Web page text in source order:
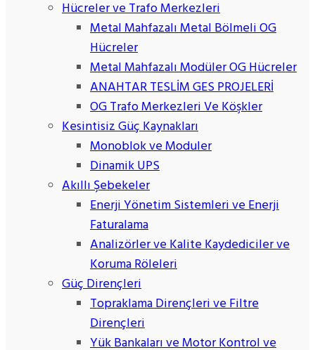
Hücreler ve Trafo Merkezleri
Metal Mahfazalı Metal Bölmeli OG
Hücreler
Metal Mahfazalı Modüler OG Hücreler
ANAHTAR TESLİM GES PROJELERİ
OG Trafo Merkezleri Ve Köşkler
Kesintisiz Güç Kaynakları
Monoblok ve Moduler
Dinamik UPS
Akıllı Şebekeler
Enerji Yönetim Sistemleri ve Enerji
Faturalama
Analizörler ve Kalite Kaydediciler ve
Koruma Röleleri
Güç Dirençleri
Topraklama Dirençleri ve Filtre
Dirençleri
Yük Bankaları ve Motor Kontrol ve